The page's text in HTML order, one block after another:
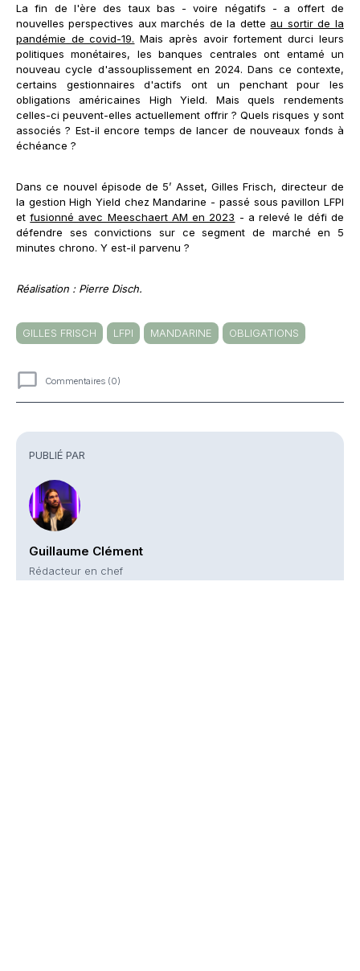
PUBLIÉ PAR
Guillaume Clément
Rédacteur en chef
La fin de l'ère des taux bas - voire négatifs - a offert de
nouvelles perspectives aux marchés de la dette au sortir de la
pandémie de covid-19. Mais après avoir fortement durci leurs
politiques monétaires, les banques centrales ont entamé un
nouveau cycle d'assouplissement en 2024. Dans ce contexte,
certains gestionnaires d'actifs ont un penchant pour les
obligations américaines High Yield. Mais quels rendements
celles-ci peuvent-elles actuellement offrir ? Quels risques y sont
associés ? Est-il encore temps de lancer de nouveaux fonds à
échéance ?
Dans ce nouvel épisode de 5’ Asset, Gilles Frisch, directeur de
la gestion High Yield chez Mandarine - passé sous pavillon LFPI
etfusionné avec Meeschaert AM en 2023 - a relevé le défi de
défendre ses convictions sur ce segment de marché en 5
minutes chrono. Y est-il parvenu ?
Réalisation : Pierre Disch.
GILLES FRISCH LFPI MANDARINE OBLIGATIONS
Commentaires (0)